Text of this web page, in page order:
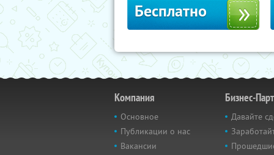
Бесплатно
Компания
Основное
Публикации о нас
Вакансии
Бизнес-
Давайте